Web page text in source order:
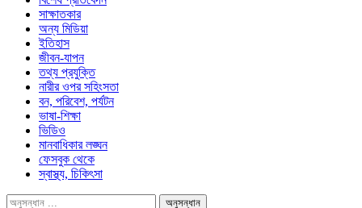
সাক্ষাতকার
অন্য মিডিয়া
ইতিহাস
জীবন-যাপন
তথ্য প্রযুক্তি
নারীর ওপর সহিংসতা
বন, পরিবেশ, পর্যটন
ভাষা-শিক্ষা
ভিডিও
মানবাধিকার লঙ্ঘন
ফেসবুক থেকে
স্বাস্থ্য, চিকিৎসা